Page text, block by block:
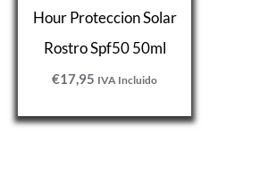
Hour Proteccion Solar
Rostro Spf50 50ml
€17,95 IVA Incluido